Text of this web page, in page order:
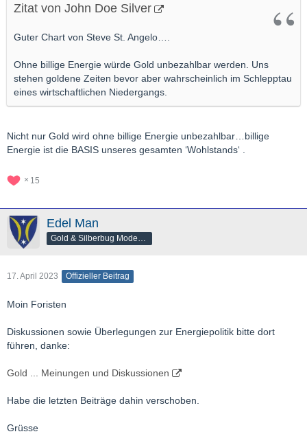
Zitat von John Doe Silver
Guter Chart von Steve St. Angelo….
Ohne billige Energie würde Gold unbezahlbar werden. Uns
stehen goldene Zeiten bevor aber wahrscheinlich im Schlepptau
eines wirtschaftlichen Niedergangs.
Nicht nur Gold wird ohne billige Energie unbezahlbar…billige
Energie ist die BASIS unseres gesamten ‘Wohlstands‘ .
15
Edel Man
Gold & Silberbug Moderator
17. April 2023 Offizieller Beitrag
Moin Foristen
Diskussionen sowie Überlegungen zur Energiepolitik bitte dort
führen, danke:
Gold ... Meinungen und Diskussionen
Habe die letzten Beiträge dahin verschoben.
Grüsse